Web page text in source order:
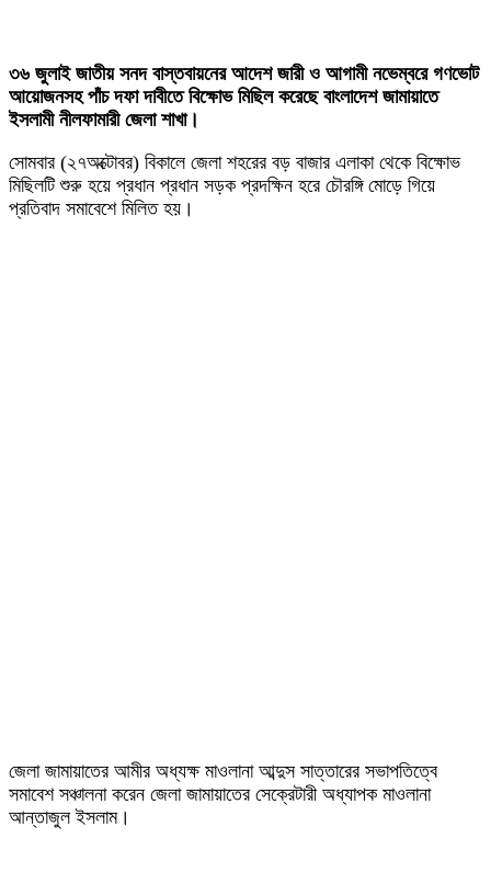
৩৬ জুলাই জাতীয় সনদ বাস্তবায়নের আদেশ জারী ও আগামী নভেম্বরে গণভোট
আয়োজনসহ পাঁচ দফা দাবীতে বিক্ষোভ মিছিল করেছে বাংলাদেশ জামায়াতে
ইসলামী নীলফামারী জেলা শাখা।
সোমবার (২৭অক্টোবর) বিকালে জেলা শহরের বড় বাজার এলাকা থেকে বিক্ষোভ
মিছিলটি শুরু হয়ে প্রধান প্রধান সড়ক প্রদক্ষিন হরে চৌরঙ্গি মোড়ে গিয়ে
প্রতিবাদ সমাবেশে মিলিত হয়।
জেলা জামায়াতের আমীর অধ্যক্ষ মাওলানা আব্দুস সাত্তারের সভাপতিত্বে
সমাবেশ সঞ্চালনা করেন জেলা জামায়াতের সেক্রেটারী অধ্যাপক মাওলানা
আন্তাজুল ইসলাম।